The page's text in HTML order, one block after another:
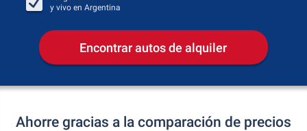
y vivo en Argentina
Encontrar autos de alquiler
Ahorre gracias a la comparación de precios